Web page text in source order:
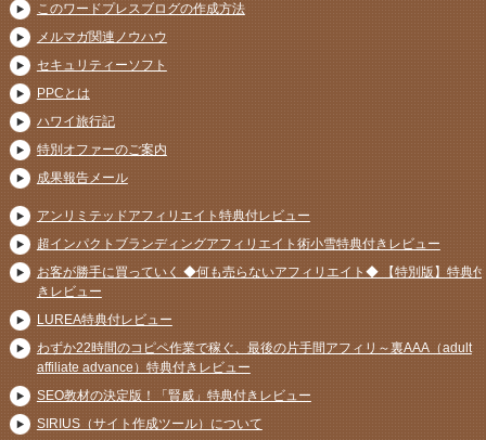
このワードプレスブログの作成方法
メルマガ関連ノウハウ
セキュリティーソフト
PPCとは
ハワイ旅行記
特別オファーのご案内
成果報告メール
アンリミテッドアフィリエイト特典付レビュー
超インパクトブランディングアフィリエイト術小雪特典付きレビュー
お客が勝手に買っていく ◆何も売らないアフィリエイト◆ 【特別版】特典付
きレビュー
LUREA特典付レビュー
わずか22時間のコピペ作業で稼ぐ、最後の片手間アフィリ～裏AAA（adult
affiliate advance）特典付きレビュー
SEO教材の決定版！「賢威」特典付きレビュー
SIRIUS（サイト作成ツール）について